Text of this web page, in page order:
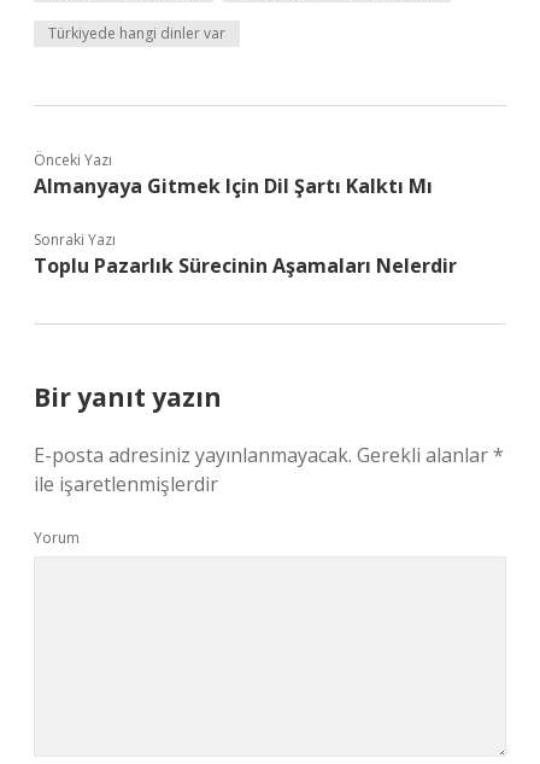
Türkiyede hangi dinler var
Önceki Yazı
Almanyaya Gitmek Için Dil Şartı Kalktı Mı
Sonraki Yazı
Toplu Pazarlık Sürecinin Aşamaları Nelerdir
Bir yanıt yazın
E-posta adresiniz yayınlanmayacak. Gerekli alanlar*
ile işaretlenmişlerdir
Yorum